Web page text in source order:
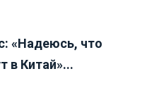
«Надеюсь, что
в Китай»...